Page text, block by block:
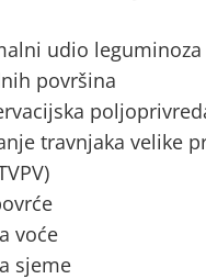
udio
površina
travnjaka velike
voće
sjeme